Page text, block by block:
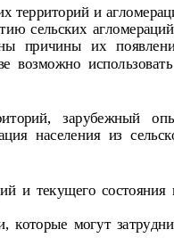
территорий и
сельских
причины  их
возможно
зарубежный
населения из
и текущего состояния
которые могут